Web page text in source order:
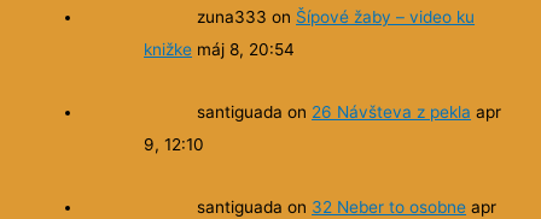
zuna333 on Šípové žaby – video ku
knižke máj 8, 20:54
santiguada on 26 Návšteva z pekla apr
9, 12:10
santiguada on 32 Neber to osobne apr